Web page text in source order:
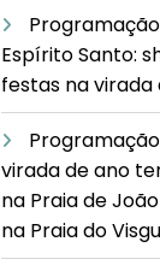
Espírito Santo:
festas na virada
virada de ano
na Praia de
na Praia do